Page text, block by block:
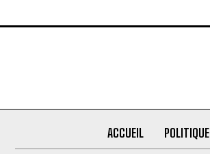
ACCUEIL POLITIQUE